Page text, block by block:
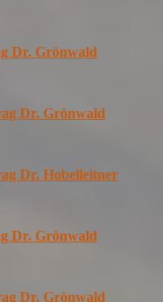
Dr. Grönwald
Dr. Grönwald
Dr. Hobelleitner
Dr. Grönwald
Dr. Grönwald